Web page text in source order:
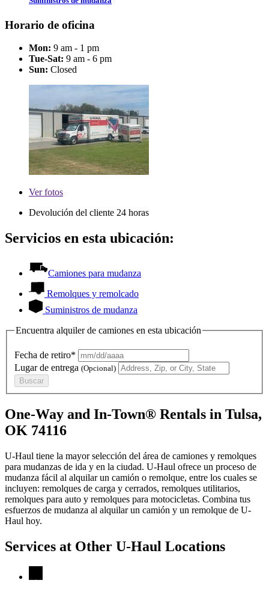
Horario de oficina
Mon: 9 am - 1 pm
Tue-Sat: 9 am - 6 pm
Sun: Closed
Verfotos
Devolución del cliente 24 horas
Servicios en esta ubicación:
Camiones para mudanza
Remolques y remolcado
Suministros de mudanza
Encuentra alquiler de camiones en esta ubicación
Fecha de retiro*
Lugar de entrega (Opcional)
Buscar
One-Way and In-Town® Rentals in Tulsa,
OK 74116
U-Haul tiene la mayor selección del área de camiones y remolques
para mudanzas de ida y en la ciudad. U-Haul ofrece un proceso de
mudanza fácil al alquilar un camión o remolque, entre los cuales se
incluyen: remolques de carga y cerrados, remolques utilitarios,
remolques para auto y remolques para motocicletas. Combina tus
esfuerzos de mudanza al alquilar un camión y un remolque de U-
Haul hoy.
Services at Other U-Haul Locations